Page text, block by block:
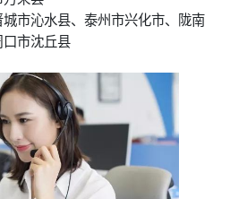
市沁水县、泰州市兴化市、陇南
市沈丘县